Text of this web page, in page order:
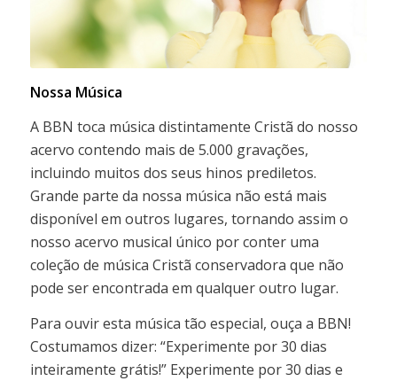
Nossa Música
A BBN toca música distintamente Cristã do nosso
acervo contendo mais de 5.000 gravações,
incluindo muitos dos seus hinos prediletos.
Grande parte da nossa música não está mais
disponível em outros lugares, tornando assim o
nosso acervo musical único por conter uma
coleção de música Cristã conservadora que não
pode ser encontrada em qualquer outro lugar.
Para ouvir esta música tão especial, ouça a BBN!
Costumamos dizer: “Experimente por 30 dias
inteiramente grátis!” Experimente por 30 dias e